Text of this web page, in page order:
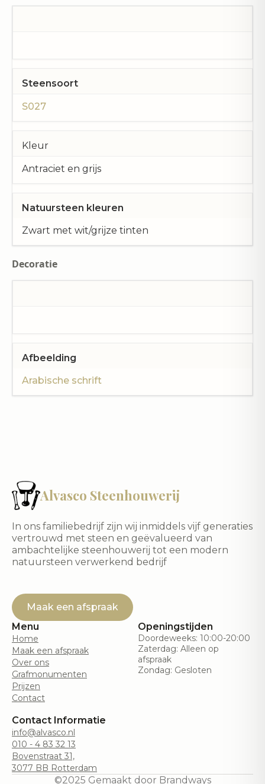
Steensoort
S027
Kleur
Antraciet en grijs
Natuursteen kleuren
Zwart met wit/grijze tinten
Decoratie
Afbeelding
Arabische schrift
Alvasco Steenhouwerij
In ons familiebedrijf zijn wij inmiddels vijf generaties
vertrouwd met steen en geëvalueerd van
ambachtelijke steenhouwerij tot een modern
natuursteen verwerkend bedrijf
Maak een afspraak
Menu
Home
Maak een afspraak
Over ons
Grafmonumenten
Prijzen
Contact
Openingstijden
Doordeweeks: 10:00-20:00
Zaterdag: Alleen op
afspraak
Zondag: Gesloten
Contact Informatie
info@alvasco.nl
010 - 4 83 32 13
Bovenstraat 31,
3077 BB Rotterdam
©2025 Gemaakt door Brandways